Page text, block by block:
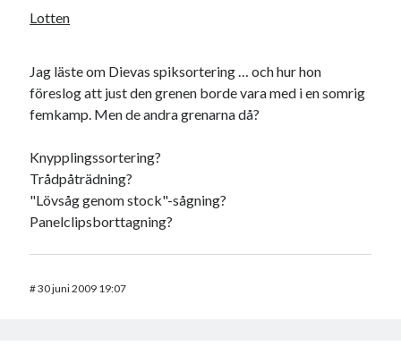
Lotten
Jag läste om Dievas spiksortering … och hur hon
föreslog att just den grenen borde vara med i en somrig
femkamp. Men de andra grenarna då?
Knypplingssortering?
Trådpåträdning?
"Lövsåg genom stock"-sågning?
Panelclipsborttagning?
#30 juni 2009 19:07